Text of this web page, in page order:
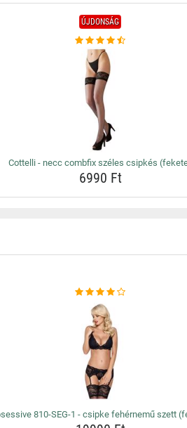
ÚJDONSÁG
Cottelli - necc combfix széles csipkés
6990 Ft
810-SEG-1 - csipke fehérnemű szett